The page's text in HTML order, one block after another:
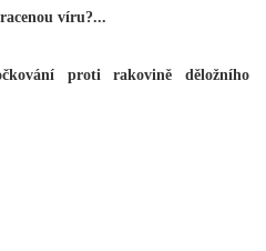
víru?...
proti rakovině děložního